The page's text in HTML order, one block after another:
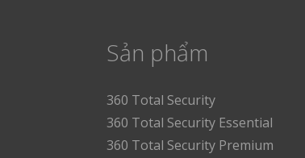
Sản phẩm
360 Total Security
360 Total Security Essential
360 Total Security Premium